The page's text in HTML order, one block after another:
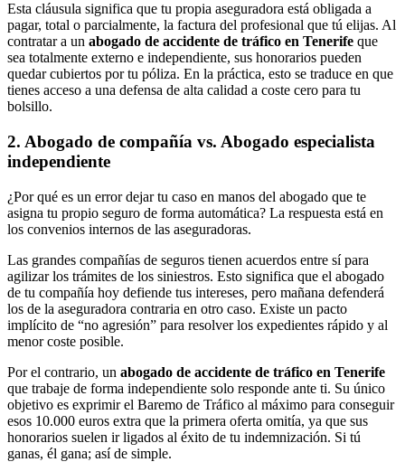
Esta cláusula significa que tu propia aseguradora está obligada a
pagar, total o parcialmente, la factura del profesional que tú elijas. Al
contratar a un abogado de accidente de tráfico en Tenerife que
sea totalmente externo e independiente, sus honorarios pueden
quedar cubiertos por tu póliza. En la práctica, esto se traduce en que
tienes acceso a una defensa de alta calidad a coste cero para tu
bolsillo.
2. Abogado de compañía vs. Abogado especialista
independiente
¿Por qué es un error dejar tu caso en manos del abogado que te
asigna tu propio seguro de forma automática? La respuesta está en
los convenios internos de las aseguradoras.
Las grandes compañías de seguros tienen acuerdos entre sí para
agilizar los trámites de los siniestros. Esto significa que el abogado
de tu compañía hoy defiende tus intereses, pero mañana defenderá
los de la aseguradora contraria en otro caso. Existe un pacto
implícito de “no agresión” para resolver los expedientes rápido y al
menor coste posible.
Por el contrario, un abogado de accidente de tráfico en Tenerife
que trabaje de forma independiente solo responde ante ti. Su único
objetivo es exprimir el Baremo de Tráfico al máximo para conseguir
esos 10.000 euros extra que la primera oferta omitía, ya que sus
honorarios suelen ir ligados al éxito de tu indemnización. Si tú
ganas, él gana; así de simple.